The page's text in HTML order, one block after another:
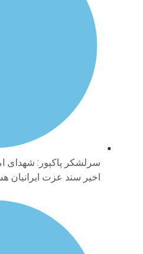
سرلشکر پاکپور: شهدای امنیت
اخیر سند عزت ایرانیان هستند